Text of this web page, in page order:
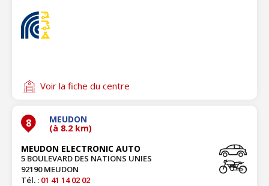
Voir la fiche du centre
8 MEUDON
(à 8.2 km)
MEUDON ELECTRONIC AUTO
5 BOULEVARD DES NATIONS UNIES
92190 MEUDON
Tél. : 01 41 14 02 02